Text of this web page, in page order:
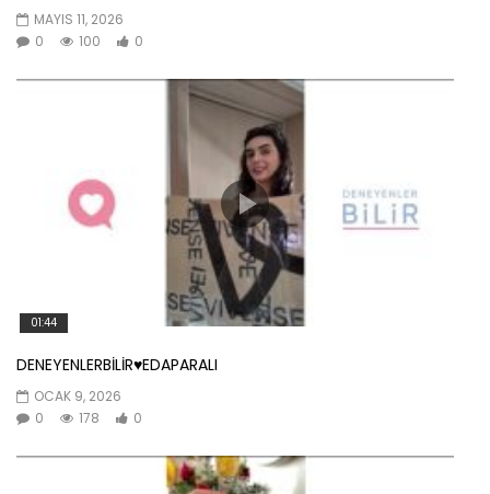
MAYIS 11, 2026
0
100 0
01:44
DENEYENLERBİLİR♥️EDAPARALI
OCAK 9, 2026
0
178 0